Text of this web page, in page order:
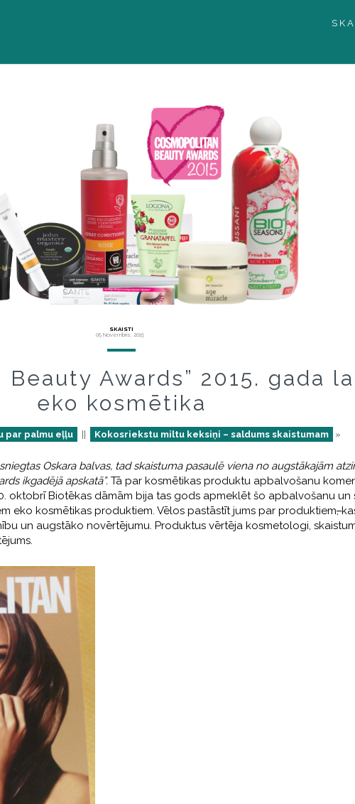
SKAISTI
05 Novembris, 2015
Beauty Awards” 2015. gada
eko kosmētika
par palmu eļļu Kokosriekstu miltu keksiņi – saldums skaistumam »
Oskara balvas, tad skaistuma pasaulē viena no augstākajām
ikgadējā apskatā”. Tā par kosmētikas produktu apbalvošanu
oktobrī Biotēkas dāmām bija tas gods apmeklēt šo apbalvošanu un
eko kosmētikas produktiem. Vēlos pastāstīt jums par produktiem,
un augstāko novērtējumu. Produktus vērtēja kosmetologi,